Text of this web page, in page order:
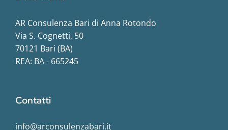
AR Consulenza Bari di Anna Rotondo
Via S. Cognetti, 50
70121 Bari (BA)
REA: BA - 665245
Contatti
info@arconsulenzabari.it